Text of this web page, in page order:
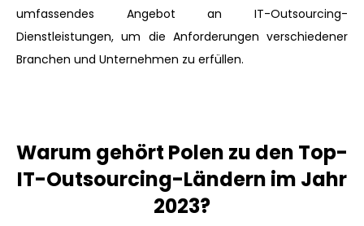
umfassendes Angebot an IT-Outsourcing-
Dienstleistungen, um die Anforderungen verschiedener
Branchen und Unternehmen zu erfüllen.
Warum gehört Polen zu den Top-
IT-Outsourcing-Ländern im Jahr
2023?